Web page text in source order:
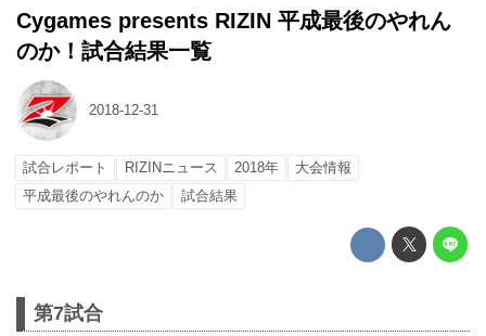
Cygames presents RIZIN 平成最後のやれん
のか！試合結果一覧
2018-12-31
試合レポート RIZINニュース 2018年
大会情報
平成最後のやれんのか
試合結果
第7試合